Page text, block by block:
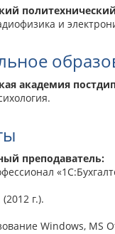
и
академия
преподаватель:
г.).
Windows, MS